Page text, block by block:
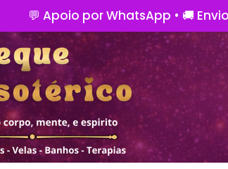
💬 Apoio por WhatsApp • 🚚